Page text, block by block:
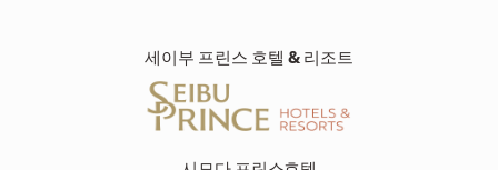
세이부 프린스 호텔 & 리조트